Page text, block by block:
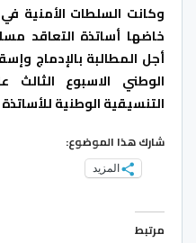
وكانت السلطات الأمنية
أجل المطالبة بالإدماج
الوطني الاسبوع الثالث
التنسيقية الوطنية
شارك هذا الموضوع:
المزيد
مرتبط